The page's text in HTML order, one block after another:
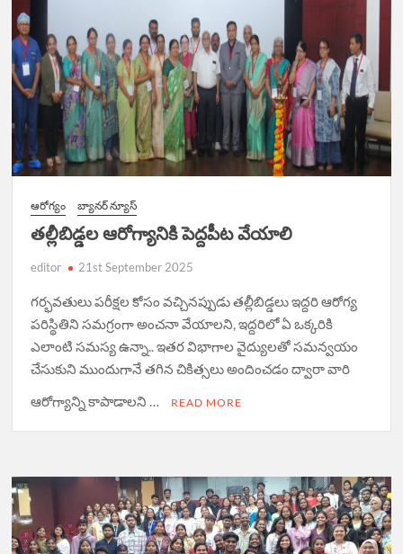
ఆరోగ్యం బ్యానర్ న్యూస్
త‌ల్లీబిడ్డ‌ల ఆరోగ్యానికి పెద్ద‌పీట వేయాలి
editor 21st September 2025
గ‌ర్భ‌వ‌తులు ప‌రీక్ష‌ల కోసం వ‌చ్చిన‌ప్పుడు త‌ల్లీబిడ్డ‌లు ఇద్ద‌రి ఆరోగ్య
ప‌రిస్థితిని స‌మ‌గ్రంగా అంచ‌నా వేయాల‌ని, ఇద్ద‌రిలో ఏ ఒక్క‌రికి
ఎలాంటి స‌మ‌స్య ఉన్నా.. ఇత‌ర విభాగాల వైద్యుల‌తో స‌మ‌న్వ‌యం
చేసుకుని ముందుగానే త‌గిన చికిత్స‌లు అందించ‌డం ద్వారా వారి
ఆరోగ్యాన్ని కాపాడాల‌ని …
READ MORE